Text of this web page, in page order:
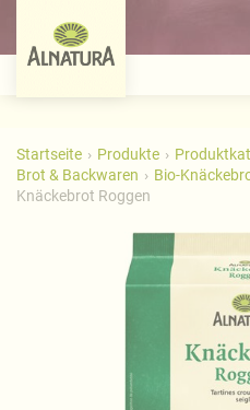
Startseite Produkte
Brot & Backwaren
Bio-
Knäckebrot Roggen